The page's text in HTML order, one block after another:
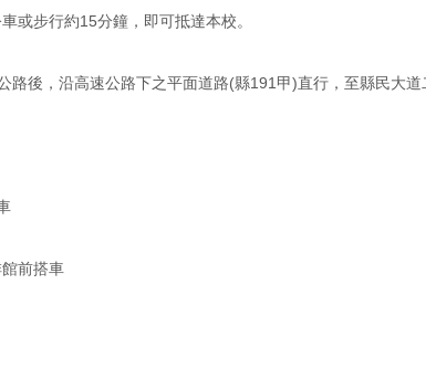
步行約15分鐘，即可抵達本校。
後，沿高速公路下之平面道路(縣191甲)直行，至縣民大
前搭車